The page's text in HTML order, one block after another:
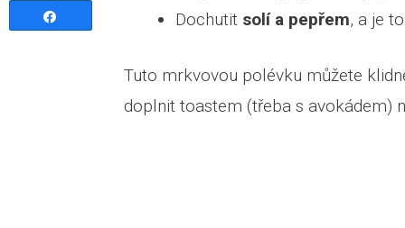
Dochutit solí a pepřem, a je
Tuto mrkvovou polévku můžete
doplnit toastem (třeba s avokádem)